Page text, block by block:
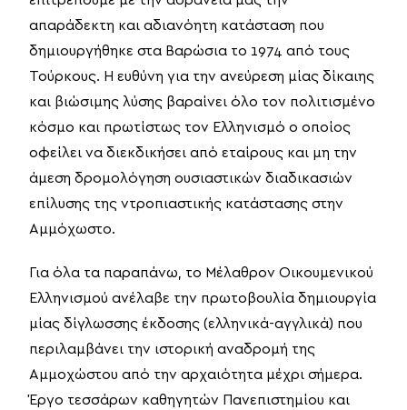
απαράδεκτη και αδιανόητη κατάσταση που
δημιουργήθηκε στα Βαρώσια το 1974 από τους
Τούρκους. Η ευθύνη για την ανεύρεση μίας δίκαιης
και βιώσιμης λύσης βαραίνει όλο τον πολιτισμένο
κόσμο και πρωτίστως τον Ελληνισμό ο οποίος
οφείλει να διεκδικήσει από εταίρους και μη την
άμεση δρομολόγηση ουσιαστικών διαδικασιών
επίλυσης της ντροπιαστικής κατάστασης στην
Αμμόχωστο.
Για όλα τα παραπάνω, το Μέλαθρον Οικουμενικού
Ελληνισμού ανέλαβε την πρωτοβουλία δημιουργία
μίας δίγλωσσης έκδοσης (ελληνικά-αγγλικά) που
περιλαμβάνει την ιστορική αναδρομή της
Αμμοχώστου από την αρχαιότητα μέχρι σήμερα.
Έργο τεσσάρων καθηγητών Πανεπιστημίου και